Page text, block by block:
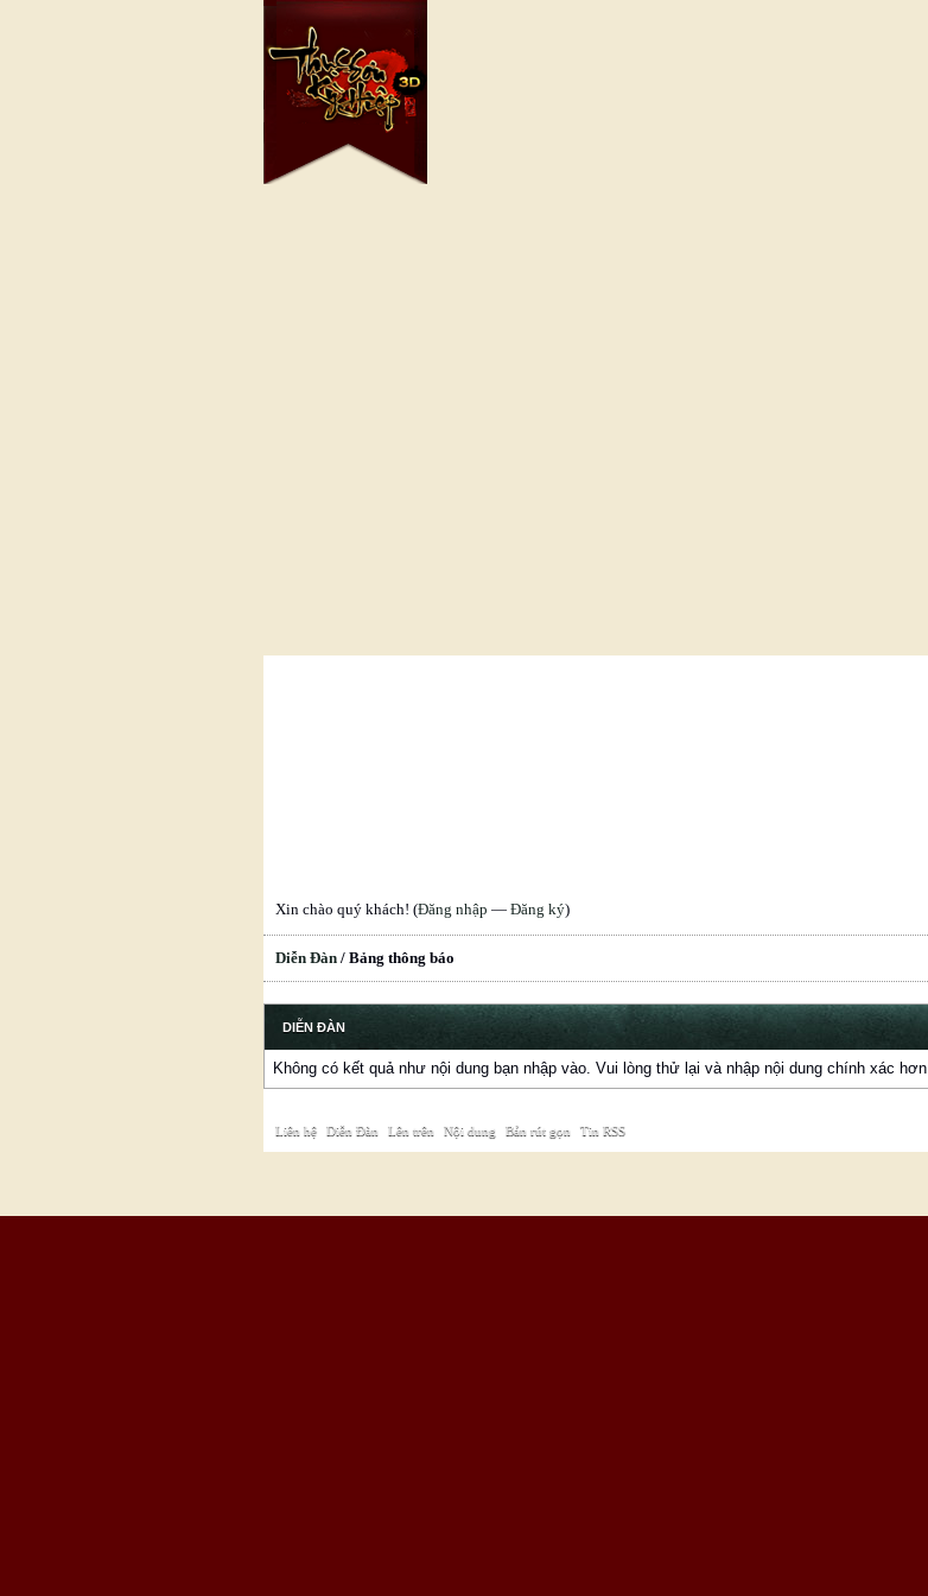
Xin chào quý khách! (Đăng nhập — Đăng ký)
Diễn Đàn / Bảng thông báo
DIỄN ĐÀN
Không có kết quả như nội dung bạn nhập vào. Vui lòng thử lại và nhập nội dung chính xác hơn
Liên hệ Diễn Đàn Lên trên Nội dung Bản rút gọn Tin RSS